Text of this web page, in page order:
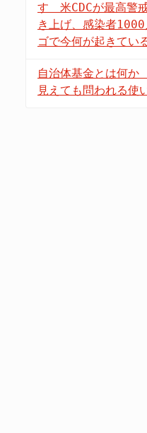
す 米CDCが最高警
き上げ、感染者
ゴで今何が起きてい
自治体基金とは何
見えても問われる使